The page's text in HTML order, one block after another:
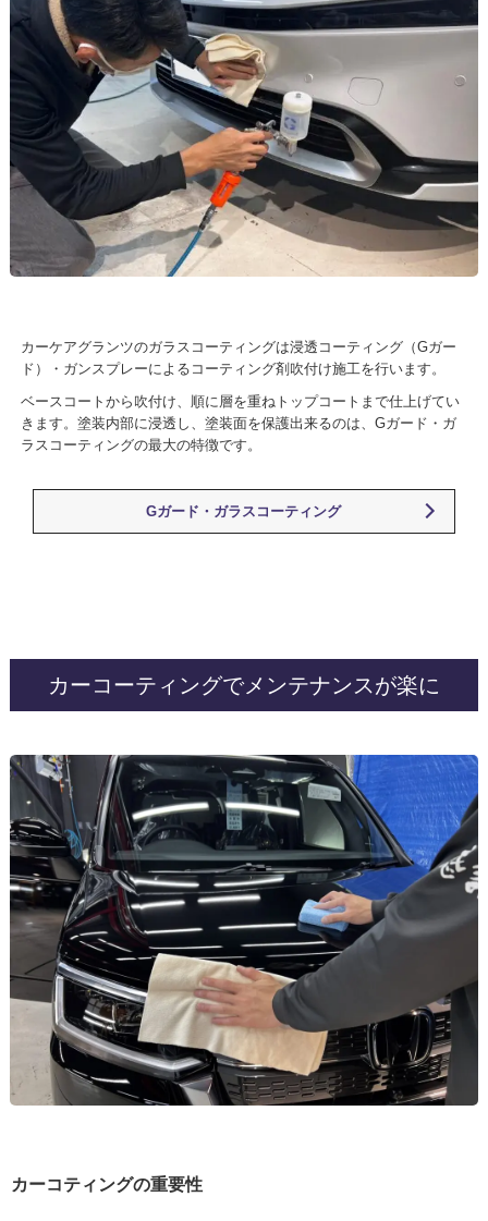
カーケアグランツのガラスコーティングは浸透コーティング（Gガー
ド）・ガンスプレーによるコーティング剤吹付け施工を行います。
ベースコートから吹付け、順に層を重ねトップコートまで仕上げてい
きます。塗装内部に浸透し、塗装面を保護出来るのは、Gガード・ガ
ラスコーティングの最大の特徴です。
Gガード・ガラスコーティング
カーコーティングでメンテナンスが楽に
カーコティングの重要性